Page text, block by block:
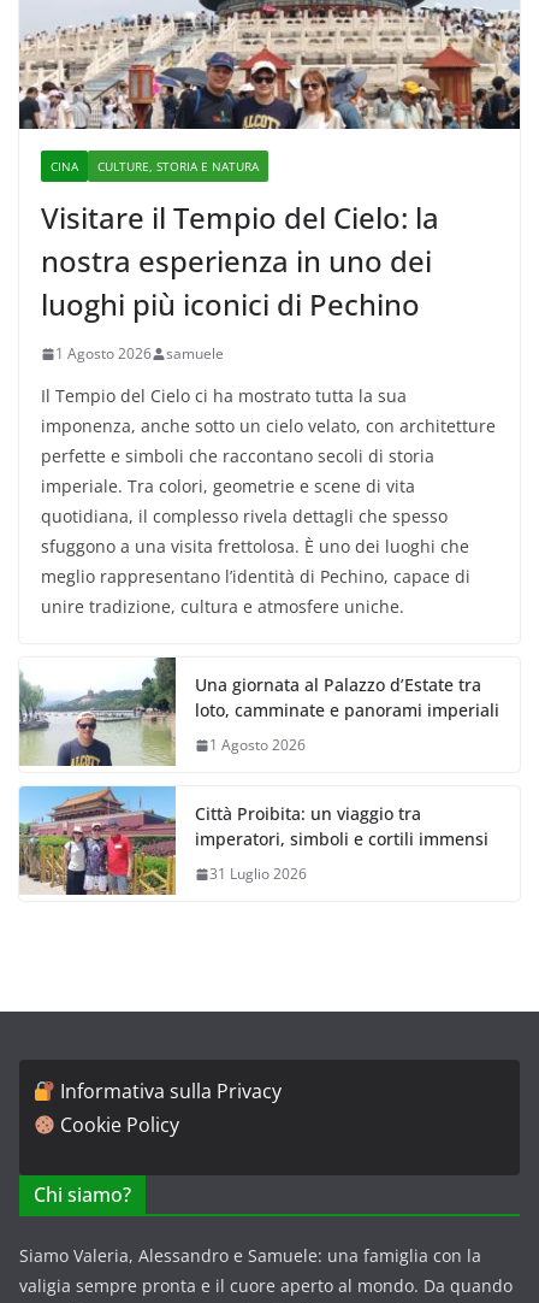
CINA CULTURE, STORIA E NATURA
Visitare il Tempio del Cielo: la
nostra esperienza in uno dei
luoghi più iconici di Pechino
1 Agosto 2026 samuele
Il Tempio del Cielo ci ha mostrato tutta la sua
imponenza, anche sotto un cielo velato, con architetture
perfette e simboli che raccontano secoli di storia
imperiale. Tra colori, geometrie e scene di vita
quotidiana, il complesso rivela dettagli che spesso
sfuggono a una visita frettolosa. È uno dei luoghi che
meglio rappresentano l’identità di Pechino, capace di
unire tradizione, cultura e atmosfere uniche.
Una giornata al Palazzo d’Estate tra
loto, camminate e panorami imperiali
1 Agosto 2026
Città Proibita: un viaggio tra
imperatori, simboli e cortili immensi
31 Luglio 2026
Informativa sulla Privacy
Cookie Policy
Chi siamo?
Siamo Valeria, Alessandro e Samuele: una famiglia con la
valigia sempre pronta e il cuore aperto al mondo. Da quando